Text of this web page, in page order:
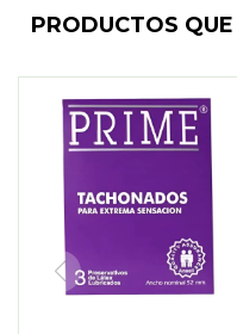
PRODUCTOS